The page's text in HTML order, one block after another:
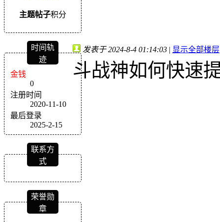
主题帖子积分
时间轨
迹
金钱
0
注册时间
2020-11-10
最后登录
2025-2-15
联系方
式
荣誉勋
章
发表于 2024-8-4 01:14:03 | 显示全部楼层
斗战神如何快速